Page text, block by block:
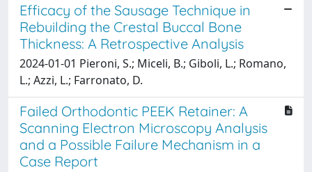
Efficacy of the Sausage Technique in
Rebuilding the Crestal Buccal Bone
Thickness: A Retrospective Analysis
2024-01-01 Pieroni, S.; Miceli, B.; Giboli, L.; Romano,
L.; Azzi, L.; Farronato, D.
Failed Orthodontic PEEK Retainer: A
Scanning Electron Microscopy Analysis
and a Possible Failure Mechanism in a
Case Report